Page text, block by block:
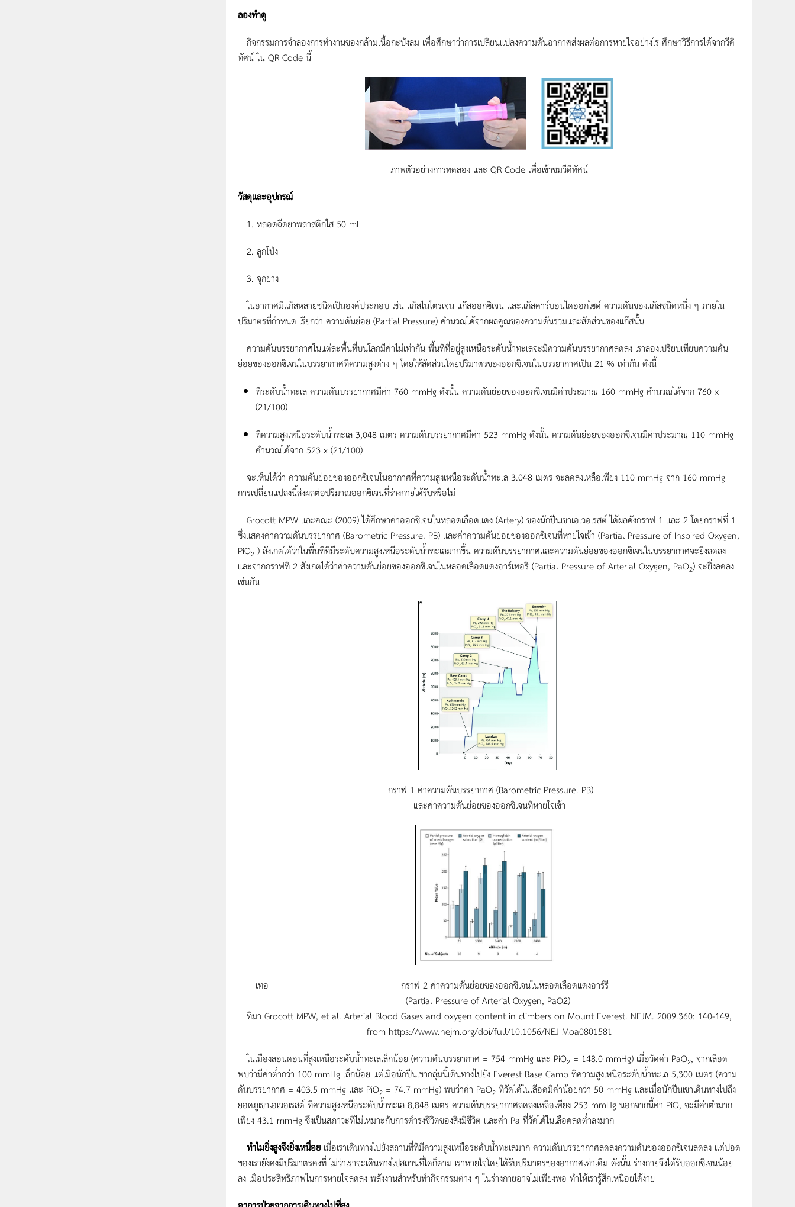
ลองทำดู
กิจกรรมการจำลองการทำงานของกล้ามเนื้อกะบังลม เพื่อศึกษาว่าการเปลี่ยนแปลงความดันอากาศส่งผลต่อการหายใจอย่างไร ศึกษาวิธีการได้จากวีดิ
ทัศน์ ใน QR Code นี้
ภาพตัวอย่างการทดลอง และ QR Code เพื่อเข้าชมวีดิทัศน์
วัสดุและอุปกรณ์
1. หลอดฉีดยาพลาสติกใส 50 mL
2. ลูกโป่ง
3. จุกยาง
ในอากาศมีแก๊สหลายชนิดเป็นองค์ประกอบ เช่น แก๊สไนโตรเจน แก๊สออกซิเจน และแก๊สคาร์บอนไดออกไซด์ ความดันของแก๊สชนิดหนึ่ง ๆ ภายใน
ปริมาตรที่กำหนด เรียกว่า ความดันย่อย (Partial Pressure) คำนวณได้จากผลคูณของความดันรวมและสัดส่วนของแก๊สนั้น
ความดันบรรยากาศในแต่ละพื้นที่บนโลกมีค่าไม่เท่ากัน พื้นที่ที่อยู่สูงเหนือระดับน้ำทะเลจะมีความดันบรรยากาศลดลง เราลองเปรียบเทียบความดัน
ย่อยของออกซิเจนในบรรยากาศที่ความสูงต่าง ๆ โดยให้สัดส่วนโดยปริมาตรของออกซิเจนในบรรยากาศเป็น 21 % เท่ากัน ดังนี้
ที่ระดับน้ำทะเล ความดันบรรยากาศมีค่า 760 mmHg ดังนั้น ความดันย่อยของออกซิเจนมีค่าประมาณ 160 mmHg คำนวณได้จาก 760 x
(21/100)
ที่ความสูงเหนือระดับน้ำทะเล 3,048 เมตร ความดันบรรยากาศมีค่า 523 mmHg ดังนั้น ความดันย่อยของออกซิเจนมีค่าประมาณ 110 mmHg
คำนวณได้จาก 523 x (21/100)
จะเห็นได้ว่า ความดันย่อยของออกซิเจนในอากาศที่ความสูงเหนือระดับน้ำทะเล 3.048 เมตร จะลดลงเหลือเพียง 110 mmHg จาก 160 mmHg
การเปลี่ยนแปลงนี้ส่งผลต่อปริมาณออกซิเจนที่ร่างกายได้รับหรือไม่
Grocott MPW และคณะ (2009) ได้ศึกษาค่าออกซิเจนในหลอดเลือดแดง (Artery) ของนักปีนเขาเอเวอเรสต์ ได้ผลดังกราฟ 1 และ 2 โดยกราฟที่ 1
ซึ่งแสดงค่าความดันบรรยากาศ (Barometric Pressure. PB) และค่าความดันย่อยของออกซิเจนที่หายใจเข้า (Partial Pressure of Inspired Oxygen,
PiO2 ) สังเกตได้ว่าในพื้นที่ที่มีระดับความสูงเหนือระดับน้ำทะเลมากขึ้น ความดันบรรยากาศและความดันย่อยของออกซิเจนในบรรยากาศจะยิ่งลดลง
และจากกราฟที่ 2 สังเกตได้ว่าค่าความดันย่อยของออกซิเจนในหลอดเลือดแดงอาร์เทอรี (Partial Pressure of Arterial Oxygen, PaO2) จะยิ่งลดลง
เช่นกัน
กราฟ 1 ค่าความดันบรรยากาศ (Barometric Pressure. PB)
และค่าความดันย่อยของออกซิเจนที่หายใจเข้า
กราฟ 2 ค่าความดันย่อยของออกซิเจนในหลอดเลือดแดงอาร์
เทอ
รี
(Partial Pressure of Arterial Oxygen, PaO2)
ที่มา Grocott MPW, et al. Arterial Blood Gases and oxygen content in climbers on Mount Everest. NEJM. 2009.360: 140-149,
from https://www.nejm.org/doi/full/10.1056/NEJ Moa0801581
ในเมืองลอนดอนที่สูงเหนือระดับน้ำทะเลเล็กน้อย (ความดันบรรยากาศ = 754 mmHg และ PiO2 = 148.0 mmHg) เมื่อวัดค่า PaO2, จากเลือด
พบว่ามีค่าต่ำกว่า 100 mmHg เล็กน้อย แต่เมื่อนักปีนเขากลุ่มนี้เดินทางไปยัง Everest Base Camp ที่ความสูงเหนือระดับน้ำทะเล 5,300 เมตร (ความ
ดันบรรยากาศ = 403.5 mmHg และ PiO2 = 74.7 mmHg) พบว่าค่า PaO2 ที่วัดได้ในเลือดมีค่าน้อยกว่า 50 mmHg และเมื่อนักปีนเขาเดินทางไปถึง
ยอดภูเขาเอเวอเรสต์ ที่ความสูงเหนือระดับน้ำทะเล 8,848 เมตร ความดันบรรยากาศลดลงเหลือเพียง 253 mmHg นอกจากนี้ค่า PiO, จะมีค่าต่ำมาก
เพียง 43.1 mmHg ซึ่งเป็นสภาวะที่ไม่เหมาะกับการดำรงชีวิตของสิ่งมีชีวิต และค่า Pa ที่วัดได้ในเลือดลดต่ำลงมาก
ทำไมยิ่งสูงจึงยิ่งเหนื่อย เมื่อเราเดินทางไปยังสถานที่ที่มีความสูงเหนือระดับน้ำทะเลมาก ความดันบรรยากาศลดลงความดันของออกซิเจนลดลง แต่ปอด
ของเรายังคงมีปริมาตรคงที่ ไม่ว่าเราจะเดินทางไปสถานที่ใดก็ตาม เราหายใจโดยได้รับปริมาตรของอากาศเท่าเดิม ดังนั้น ร่างกายจึงได้รับออกซิเจนน้อย
ลง เมื่อประสิทธิภาพในการหายใจลดลง พลังงานสำหรับทำกิจกรรมต่าง ๆ ในร่างกายอาจไม่เพียงพอ ทำให้เรารู้สึกเหนื่อยได้ง่าย